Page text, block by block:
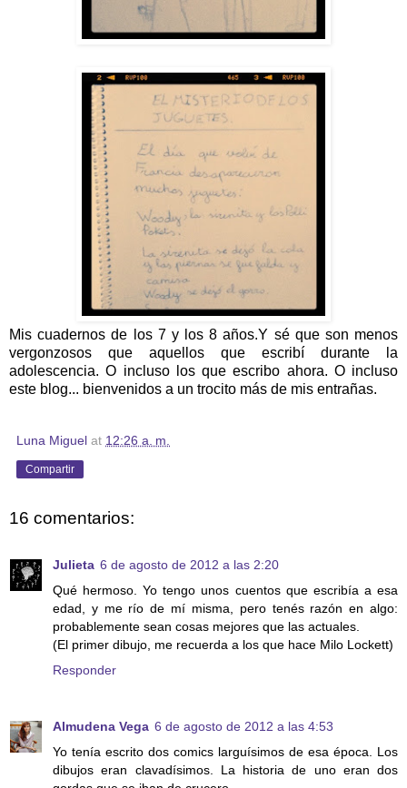
Mis cuadernos de los 7 y los 8 años.Y sé que son menos
vergonzosos que aquellos que escribí durante la
adolescencia. O incluso los que escribo ahora. O incluso
este blog... bienvenidos a un trocito más de mis entrañas.
Luna Miguel at 12:26 a. m.
Compartir
16 comentarios:
Julieta 6 de agosto de 2012 a las 2:20
Qué hermoso. Yo tengo unos cuentos que escribía a esa
edad, y me río de mí misma, pero tenés razón en algo:
probablemente sean cosas mejores que las actuales.
(El primer dibujo, me recuerda a los que hace Milo Lockett)
Responder
Almudena Vega 6 de agosto de 2012 a las 4:53
Yo tenía escrito dos comics larguísimos de esa época. Los
dibujos eran clavadísimos. La historia de uno eran dos